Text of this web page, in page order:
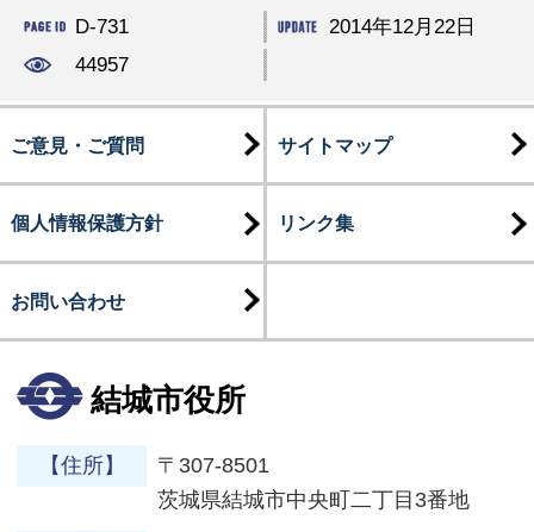
D-731
2014年12月22日
44957
ご意見・ご質問 サイトマップ
個人情報保護方針 リンク集
お問い合わせ
結城市役所
【住所】
〒307-8501
茨城県結城市中央町二丁目3番地